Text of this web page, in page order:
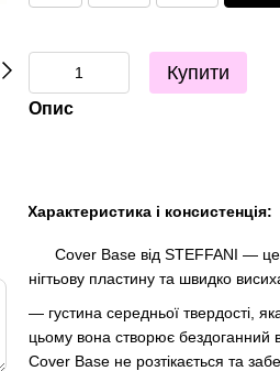
Купити
Опис
Характеристика і консистенція:
Cover Base від STEFFANI — це
нігтьову пластину та швидко
— густина середньої твердості,
цьому вона створює бездоганний
Cover Base не розтікається та